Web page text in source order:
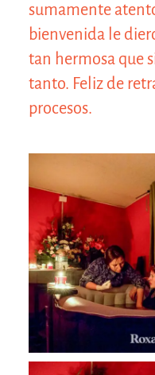
sumamente
bienvenida le
tan hermosa que
tanto. Feliz de
procesos.